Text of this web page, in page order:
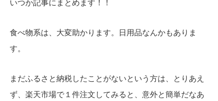
いつか記事にまとめます！！
食べ物系は、大変助かります。日用品なんかもありま
す。
まだふるさと納税したことがないという方は、とりあえ
ず、楽天市場で１件注文してみると、意外と簡単だなあ